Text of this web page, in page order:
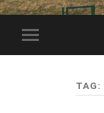
Toggle
mobile
TAG: